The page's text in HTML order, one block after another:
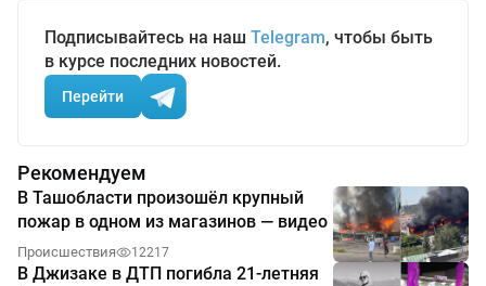
Подписывайтесь на наш Telegram, чтобы быть
в курсе последних новостей.
Перейти
Рекомендуем
В Ташобласти произошёл крупный
пожар в одном из магазинов — видео
Происшествия 12217
В Джизаке в ДТП погибла 21-летняя